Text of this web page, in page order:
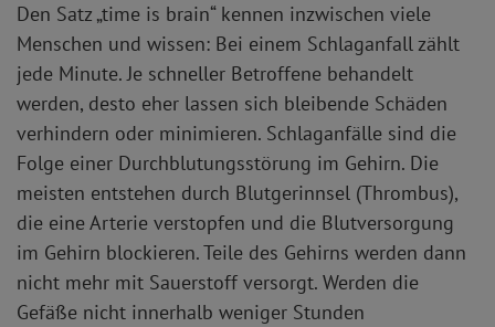
Den Satz „time is brain“ kennen inzwischen viele
Menschen und wissen: Bei einem Schlaganfall zählt
jede Minute. Je schneller Betroffene behandelt
werden, desto eher lassen sich bleibende Schäden
verhindern oder minimieren. Schlaganfälle sind die
Folge einer Durchblutungsstörung im Gehirn. Die
meisten entstehen durch Blutgerinnsel (Thrombus),
die eine Arterie verstopfen und die Blutversorgung
im Gehirn blockieren. Teile des Gehirns werden dann
nicht mehr mit Sauerstoff versorgt. Werden die
Gefäße nicht innerhalb weniger Stunden